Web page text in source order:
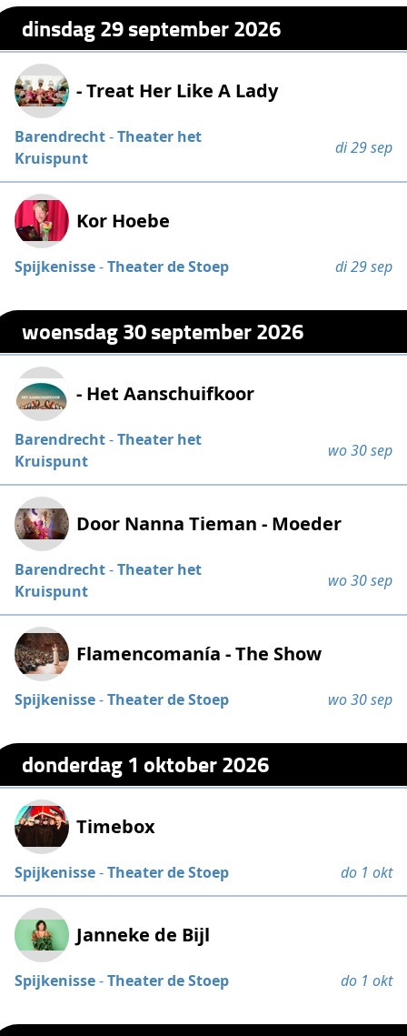
dinsdag 29 september 2026
- Treat Her Like A Lady
Barendrecht-Theater het
Kruispunt
di 29 sep
Kor Hoebe
Spijkenisse-Theater de Stoep di 29 sep
woensdag 30 september 2026
- Het Aanschuifkoor
Barendrecht-Theater het
Kruispunt
wo 30 sep
Door Nanna Tieman - Moeder
Barendrecht-Theater het
Kruispunt
wo 30 sep
Flamencomanía - The Show
Spijkenisse-Theater de Stoep wo 30 sep
donderdag 1 oktober 2026
Timebox
Spijkenisse-Theater de Stoep do 1 okt
Janneke de Bijl
Spijkenisse-Theater de Stoep do 1 okt